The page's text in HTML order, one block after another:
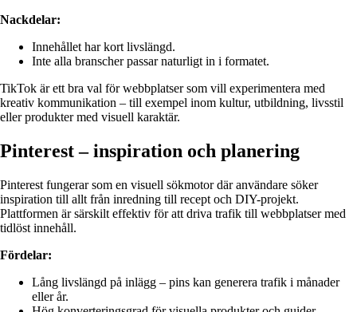
Nackdelar:
Innehållet har kort livslängd.
Inte alla branscher passar naturligt in i formatet.
TikTok är ett bra val för webbplatser som vill experimentera med
kreativ kommunikation – till exempel inom kultur, utbildning, livsstil
eller produkter med visuell karaktär.
Pinterest – inspiration och planering
Pinterest fungerar som en visuell sökmotor där användare söker
inspiration till allt från inredning till recept och DIY-projekt.
Plattformen är särskilt effektiv för att driva trafik till webbplatser med
tidlöst innehåll.
Fördelar:
Lång livslängd på inlägg – pins kan generera trafik i månader
eller år.